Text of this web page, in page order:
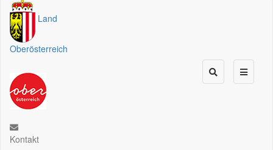
Land
Oberösterreich
Kontakt